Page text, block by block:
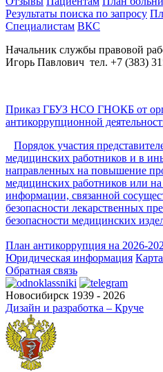
Результаты поиска по запросу
Специалистам ВКС
Начальник службы правовой
Игорь Павлович тел. +7 (383)
Приказ ГБУЗ НСО ГНОКБ от
антикоррупционной
Порядок участия
медицинских работников и в
направленных на повышение
медицинских работников или на
информации, связанной
безопасности лекарственных
безопасности медицинских
План антикоррупция на 2026-
Юридическая информация
Обратная связь
Новосибирск 1939 - 2026
Дизайн и разработка – Круче